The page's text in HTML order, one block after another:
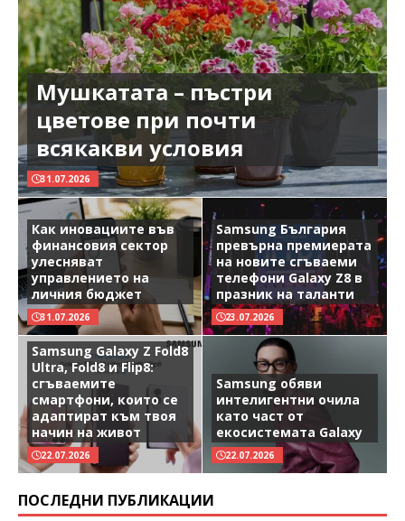
Мушкатата – пъстри
цветове при почти
всякакви условия
31.07.2026
Как иновациите във
финансовия сектор
улесняват
управлението на
личния бюджет
31.07.2026
Samsung България
превърна премиерата
на новите сгъваеми
телефони Galaxy Z8 в
празник на таланти
23.07.2026
Samsung Galaxy Z Fold8
Ultra, Fold8 и Flip8:
сгъваемите
смартфони, които се
адаптират към твоя
начин на живот
22.07.2026
Samsung обяви
интелигентни очила
като част от
екосистемата Galaxy
22.07.2026
ПОСЛЕДНИ ПУБЛИКАЦИИ